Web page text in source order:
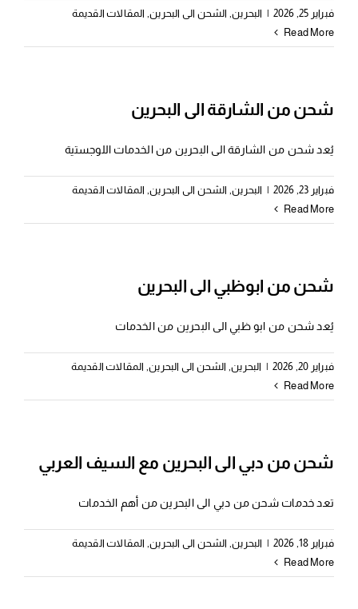
فبراير 25, 2026 | البحرين, الشحن الى البحرين, المقالات القديمة
Read More
شحن من الشارقة الى البحرين
يُعد شحن من الشارقة الى البحرين من الخدمات اللوجستية
فبراير 23, 2026 | البحرين, الشحن الى البحرين, المقالات القديمة
Read More
شحن من ابوظبي الى البحرين
يُعد شحن من ابو ظبي الى البحرين من الخدمات
فبراير 20, 2026 | البحرين, الشحن الى البحرين, المقالات القديمة
Read More
شحن من دبي الى البحرين مع السيف العربي
تعد خدمات شحن من دبي الى البحرين من أهم الخدمات
فبراير 18, 2026 | البحرين, الشحن الى البحرين, المقالات القديمة
Read More